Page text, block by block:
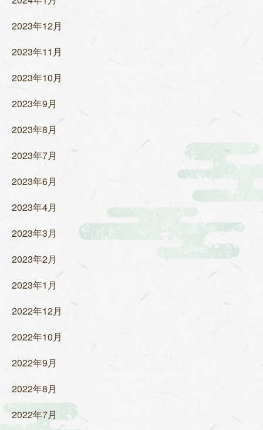
2023年12月
2023年11月
2023年10月
2023年9月
2023年8月
2023年7月
2023年6月
2023年4月
2023年3月
2023年2月
2023年1月
2022年12月
2022年10月
2022年9月
2022年8月
2022年7月